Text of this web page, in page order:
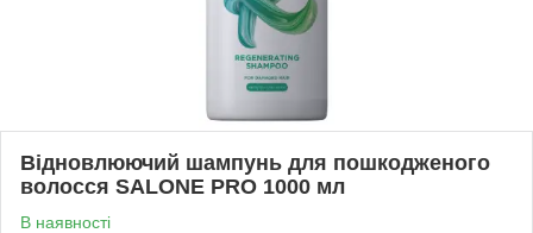
Відновлюючий шампунь для пошкодженого
волосся SALONE PRO 1000 мл
В наявності